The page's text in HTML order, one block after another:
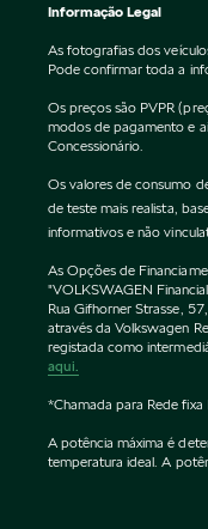
Informação Legal
As fotografias dos
Pode confirmar toda a
Os preços são PVPR
modos de pagamento e
Concessionário.
Os valores de consumo
de teste mais realista,
informativos e não
As Opções de
"VOLKSWAGEN
Rua Gifhorner Strasse,
através da Volkswagen
registada como
aqui.
*Chamada para Rede fixa
A potência máxima é
temperatura ideal. A